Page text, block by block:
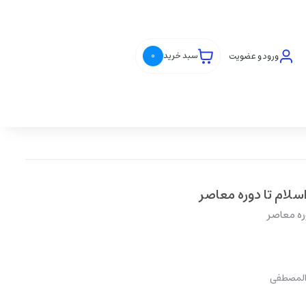
ورود و عضویت سبد خرید 0
تا دوره معاصر
معاصر
المصطفی